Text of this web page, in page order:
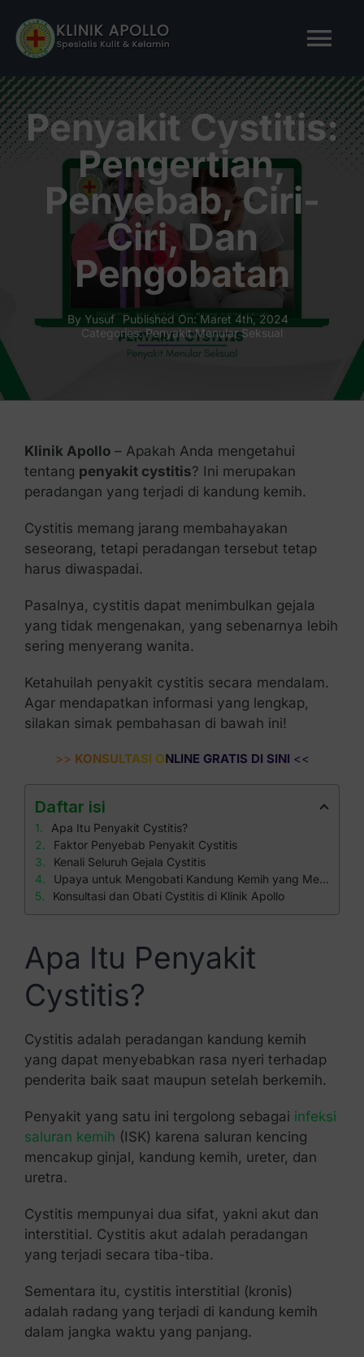
content
BERANDA
TENTANG KAMI
LAYANAN KAMI
Tanya Apollo
Penyakit Cystitis:
Pengertian,
Penyebab, Ciri-
Ciri, Dan
Pengobatan
By Yusuf
Published On: Maret 4th, 2024
Categories:Penyakit Menular Seksual
Klinik Apollo– Apakah Anda mengetahui
tentang penyakit cystitis? Ini merupakan
peradangan yang terjadi di kandung kemih.
Cystitis memang jarang membahayakan
seseorang, tetapi peradangan tersebut tetap
harus diwaspadai.
Pasalnya, cystitis dapat menimbulkan gejala
yang tidak mengenakan, yang sebenarnya lebih
sering menyerang wanita.
Ketahuilah penyakit cystitis secara mendalam.
Agar mendapatkan informasi yang lengkap,
silakan simak pembahasan di bawah ini!
>> KONSULTASI ONLINE GRATIS DI SINI <<
Daftar isi
Apa Itu Penyakit Cystitis?
Faktor Penyebab Penyakit Cystitis
Kenali Seluruh Gejala Cystitis
Upaya untuk Mengobati Kandung Kemih yang Meradang
Konsultasi dan Obati Cystitis di Klinik Apollo
Apa Itu Penyakit
Cystitis?
Cystitis adalah peradangan kandung kemih
yang dapat menyebabkan rasa nyeri terhadap
penderita baik saat maupun setelah berkemih.
Penyakit yang satu ini tergolong sebagai infeksi
saluran kemih (ISK) karena saluran kencing
mencakup ginjal, kandung kemih, ureter, dan
uretra.
Cystitis mempunyai dua sifat, yakni akut dan
interstitial. Cystitis akut adalah peradangan
yang terjadi secara tiba-tiba.
Sementara itu, cystitis interstitial (kronis)
adalah radang yang terjadi di kandung kemih
dalam jangka waktu yang panjang.